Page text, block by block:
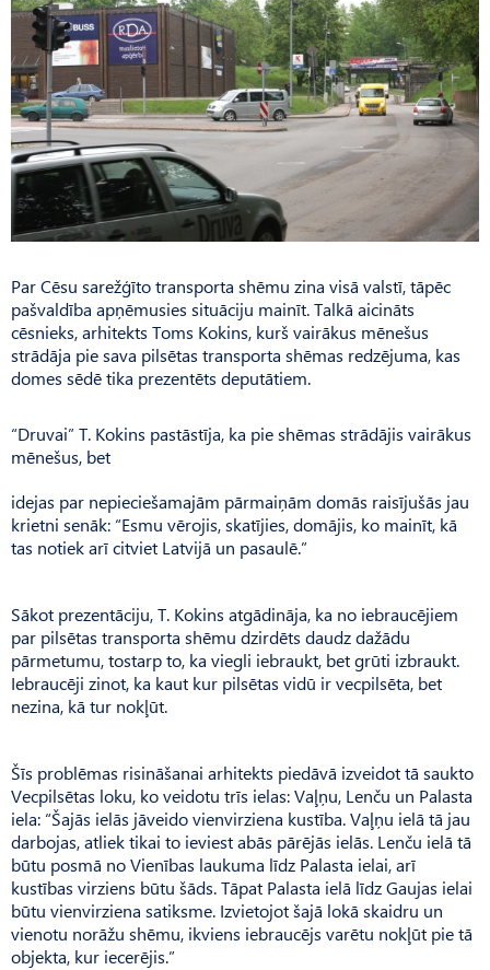
Par Cēsu sarežģīto transporta shēmu zina visā valstī, tāpēc
pašvaldība apņēmusies situāciju mainīt. Talkā aicināts
cēsnieks, arhitekts Toms Kokins, kurš vairākus mēnešus
strādāja pie sava pilsētas transporta shēmas redzējuma, kas
domes sēdē tika prezentēts deputātiem.
“Druvai” T. Kokins pastāstīja, ka pie shēmas strādājis vairākus
mēnešus, bet
idejas par nepieciešamajām pārmaiņām domās raisījušās jau
krietni senāk: “Esmu vērojis, skatījies, domājis, ko mainīt, kā
tas notiek arī citviet Latvijā un pasaulē.”
Sākot prezentāciju, T. Kokins atgādināja, ka no iebraucējiem
par pilsētas transporta shēmu dzirdēts daudz dažādu
pārmetumu, tostarp to, ka viegli iebraukt, bet grūti izbraukt.
Iebraucēji zinot, ka kaut kur pilsētas vidū ir vecpilsēta, bet
nezina, kā tur nokļūt.
Šīs problēmas risināšanai arhitekts piedāvā izveidot tā saukto
Vecpilsētas loku, ko veidotu trīs ielas: Vaļņu, Lenču un Palasta
iela: “Šajās ielās jāveido vienvirziena kustība. Vaļņu ielā tā jau
darbojas, atliek tikai to ieviest abās pārējās ielās. Lenču ielā tā
būtu posmā no Vienības laukuma līdz Palasta ielai, arī
kustības virziens būtu šāds. Tāpat Palasta ielā līdz Gaujas ielai
būtu vienvirziena satiksme. Izvietojot šajā lokā skaidru un
vienotu norāžu shēmu, ikviens iebraucējs varētu nokļūt pie tā
objekta, kur iecerējis.”